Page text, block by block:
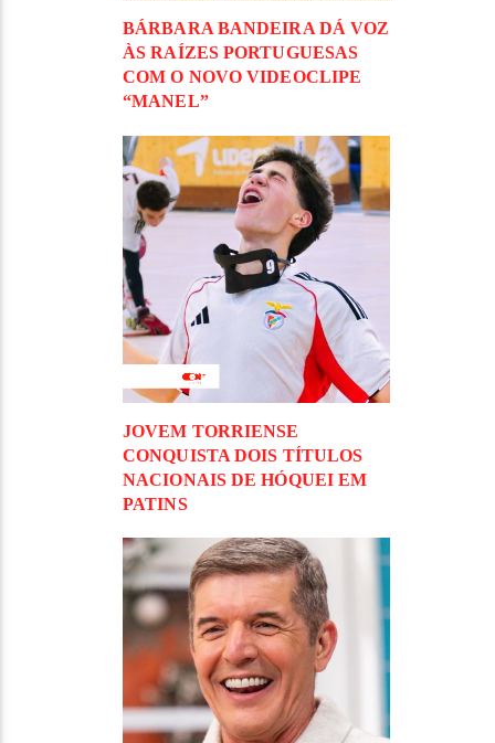
BÁRBARA BANDEIRA DÁ VOZ
ÀS RAÍZES PORTUGUESAS
COM O NOVO VIDEOCLIPE
“MANEL”
JOVEM TORRIENSE
CONQUISTA DOIS TÍTULOS
NACIONAIS DE HÓQUEI EM
PATINS